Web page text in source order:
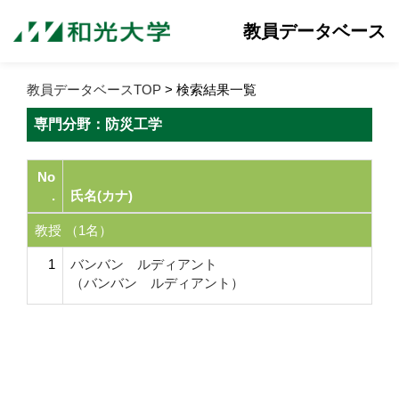
教員データベース
教員データベースTOP > 検索結果一覧
専門分野：防災工学
No
.
氏名(カナ)
教授 （1名）
1
バンバン ルディアント
（バンバン ルディアント）